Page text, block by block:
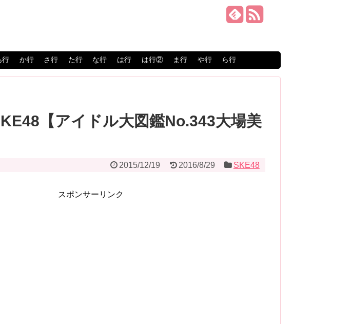
行 か行 さ行 た行 な行 は行 は行② ま行 や行 ら行
【アイドル大図鑑No.343大場美
2015/12/19 2016/8/29 SKE48
スポンサーリンク